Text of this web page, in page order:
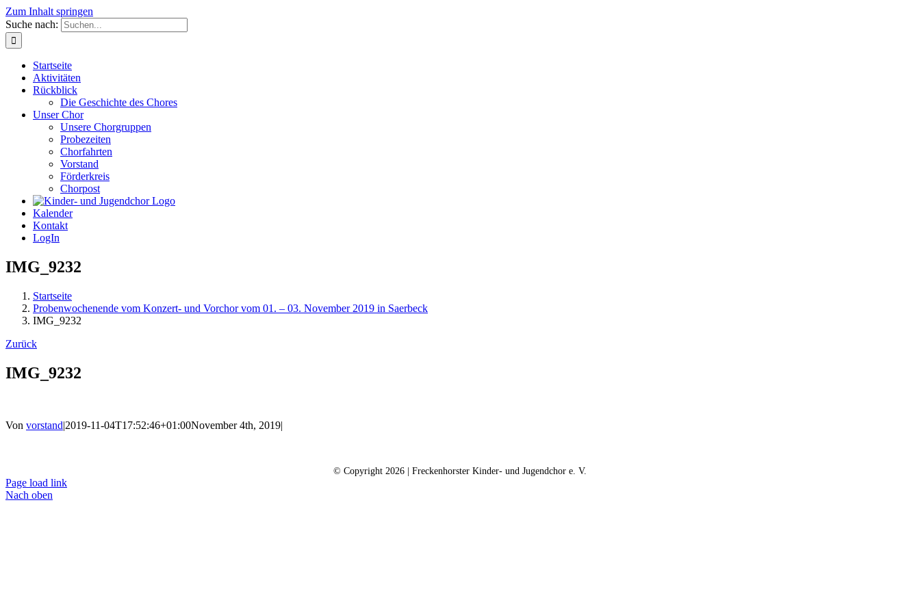
Zum Inhalt springen
Suche nach:
Startseite
Aktivitäten
Rückblick
Die Geschichte des Chores
Unser Chor
Unsere Chorgruppen
Probezeiten
Chorfahrten
Vorstand
Förderkreis
Chorpost
Kalender
Kontakt
LogIn
IMG_9232
Startseite
Probenwochenende vom Konzert- und Vorchor vom 01. – 03. November 2019 in Saerbeck
IMG_9232
Zurück
IMG_9232
Von vorstand|2019-11-04T17:52:46+01:00November 4th, 2019|
© Copyright 2026 | Freckenhorster Kinder- und Jugendchor e. V.
Page load link
Nach oben